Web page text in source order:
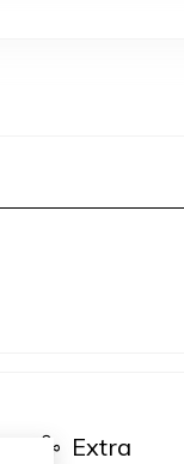
Extra